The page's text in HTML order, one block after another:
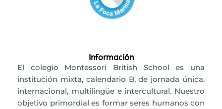
Información
El colegio Montessori British School es una
institución mixta, calendario B, de jornada única,
internacional, multilingüe e intercultural. Nuestro
objetivo primordial es formar seres humanos con